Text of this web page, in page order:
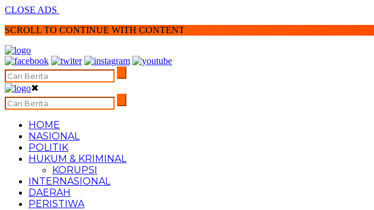
CLOSE ADS
SCROLL TO CONTINUE WITH CONTENT
✖
HOME
NASIONAL
POLITIK
HUKUM & KRIMINAL
KORUPSI
INTERNASIONAL
DAERAH
PERISTIWA